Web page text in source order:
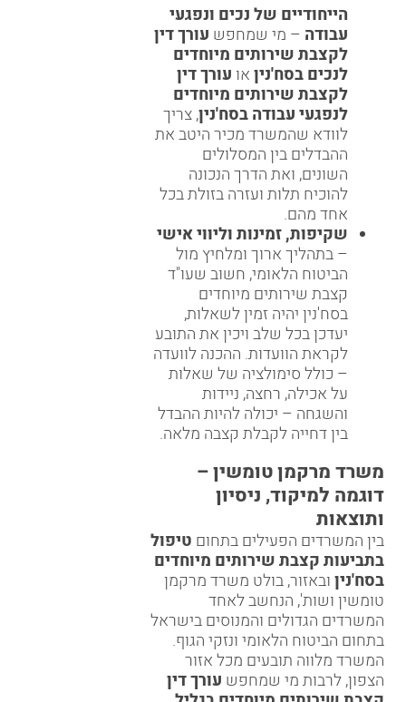
הייחודיים של נכים ונפגעי
עבודה – מי שמחפש עורך דין
לקצבת שירותים מיוחדים
לנכים בסח'ניןאו עורך דין
לקצבת שירותים מיוחדים
לנפגעי עבודה בסח'נין, צריך
לוודא שהמשרד מכיר היטב את
ההבדלים בין המסלולים
השונים, ואת הדרך הנכונה
להוכיח תלות ועזרה בזולת בכל
אחד מהם.
שקיפות, זמינות וליווי אישי
– בתהליך ארוך ומלחיץ מול
הביטוח הלאומי, חשוב שעו"ד
קצבת שירותים מיוחדים
בסח'נין יהיה זמין לשאלות,
יעדכן בכל שלב ויכין את התובע
לקראת הוועדות. ההכנה לוועדה
– כולל סימולציה של שאלות
על אכילה, רחצה, ניידות
והשגחה – יכולה להיות ההבדל
בין דחייה לקבלת קצבה מלאה.
משרד מרקמן טומשין –
דוגמה למיקוד, ניסיון
ותוצאות
בין המשרדים הפעילים בתחום טיפול
בתביעות קצבת שירותים מיוחדים
בסח'ניןובאזור, בולט משרד מרקמן
טומשין ושות', הנחשב לאחד
המשרדים הגדולים והמנוסים בישראל
בתחום הביטוח הלאומי ונזקי הגוף.
המשרד מלווה תובעים מכל אזור
הצפון, לרבות מי שמחפש עורך דין